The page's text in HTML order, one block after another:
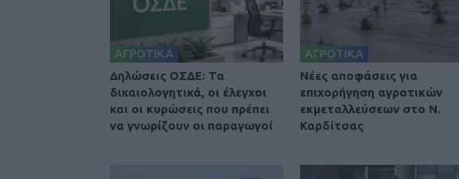
ΑΓΡΟΤΙΚΑ
Δηλώσεις ΟΣΔΕ: Τα
δικαιολογητικά, οι έλεγχοι
και οι κυρώσεις που πρέπει
να γνωρίζουν οι παραγωγοί
ΑΓΡΟΤΙΚΑ
Nέες αποφάσεις για
επιχορήγηση αγροτικών
εκμεταλλεύσεων στο Ν.
Καρδίτσας